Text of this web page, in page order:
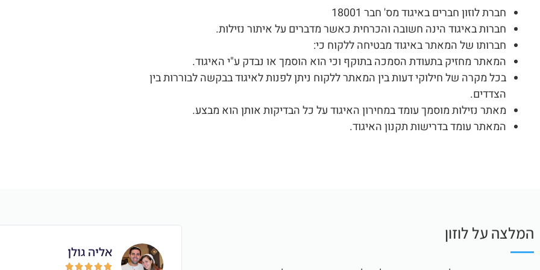
חברת לוזון חברים באיגוד מס' חבר 18001
חברות באיגוד הינה חשובה והכרחית כאשר מדברים על איתור נזילות.
חברותו של המאתר באיגוד מבטיחה ללקוח כי:
המאתר מחזיק בתעודת הסמכה בתוקף וכי הוא הוסמך או נבדק ע"י האיגוד.
בכל מקרה של חילוקי דעות בין המאתר ללקוח ניתן לפנות לאיגוד בבקשה לבוררות בין
הצדדים.
מאתר נזילות מוסמך עומד במחירון האיגוד על כל הבדיקות אותן הוא מבצע.
המאתר עומד בדרישות תקנון האיגוד.
המלצה על לוזון
אליה גולן




